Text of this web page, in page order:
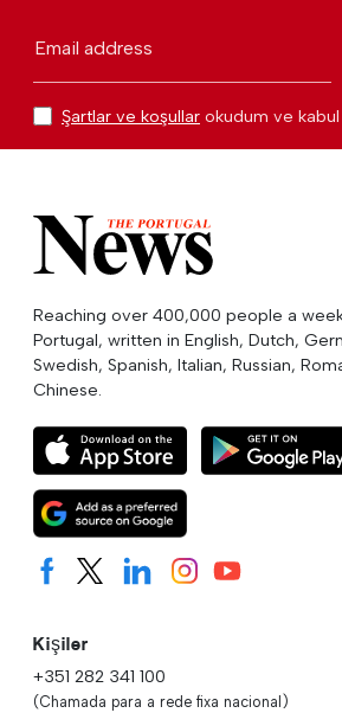
Email address
Şartlar ve koşullar okudum ve
Reaching over 400,000 people a
Portugal, written in English, Dutch,
Swedish, Spanish, Italian, Russian,
Chinese.
Kişiler
+351 282 341 100
(Chamada para a rede fixa nacional)